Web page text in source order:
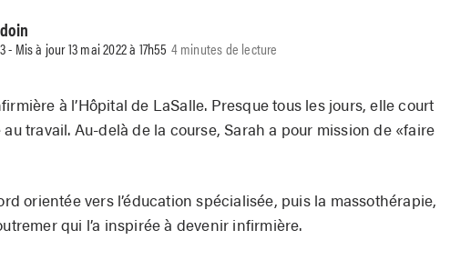
- Mis à jour 13 mai 2022 à 17h55 4 minutes de lecture
à l’Hôpital de LaSalle. Presque tous les jours, elle court
travail. Au-delà de la course, Sarah a pour mission de «faire
orientée vers l’éducation spécialisée, puis la massothérapie,
qui l’a inspirée à devenir infirmière.